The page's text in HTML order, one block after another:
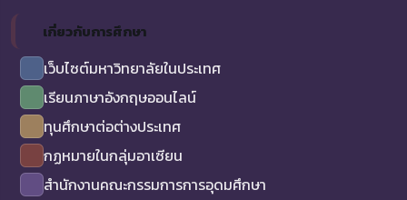
เกี่ยวกับการศึกษา
เว็บไซต์มหาวิทยาลัยในประเทศ
เรียนภาษาอังกฤษออนไลน์
ทุนศึกษาต่อต่างประเทศ
กฏหมายในกลุ่มอาเซียน
สำนักงานคณะกรรมการการอุดมศึกษา